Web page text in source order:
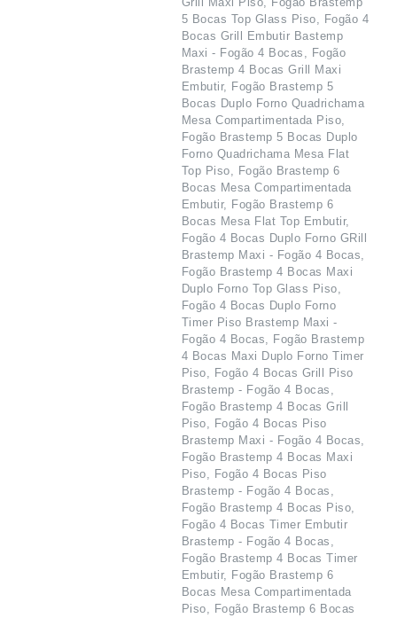
5 Bocas Top Glass Piso, Fogão 4
Bocas Grill Embutir Bastemp
Maxi - Fogão 4 Bocas, Fogão
Brastemp 4 Bocas Grill Maxi
Embutir, Fogão Brastemp 5
Bocas Duplo Forno Quadrichama
Mesa Compartimentada Piso,
Fogão Brastemp 5 Bocas Duplo
Forno Quadrichama Mesa Flat
Top Piso, Fogão Brastemp 6
Bocas Mesa Compartimentada
Embutir, Fogão Brastemp 6
Bocas Mesa Flat Top Embutir,
Fogão 4 Bocas Duplo Forno GRill
Brastemp Maxi - Fogão 4 Bocas,
Fogão Brastemp 4 Bocas Maxi
Duplo Forno Top Glass Piso,
Fogão 4 Bocas Duplo Forno
Timer Piso Brastemp Maxi -
Fogão 4 Bocas, Fogão Brastemp
4 Bocas Maxi Duplo Forno Timer
Piso, Fogão 4 Bocas Grill Piso
Brastemp - Fogão 4 Bocas,
Fogão Brastemp 4 Bocas Grill
Piso, Fogão 4 Bocas Piso
Brastemp Maxi - Fogão 4 Bocas,
Fogão Brastemp 4 Bocas Maxi
Piso, Fogão 4 Bocas Piso
Brastemp - Fogão 4 Bocas,
Fogão Brastemp 4 Bocas Piso,
Fogão 4 Bocas Timer Embutir
Brastemp - Fogão 4 Bocas,
Fogão Brastemp 4 Bocas Timer
Embutir, Fogão Brastemp 6
Bocas Mesa Compartimentada
Piso, Fogão Brastemp 6 Bocas